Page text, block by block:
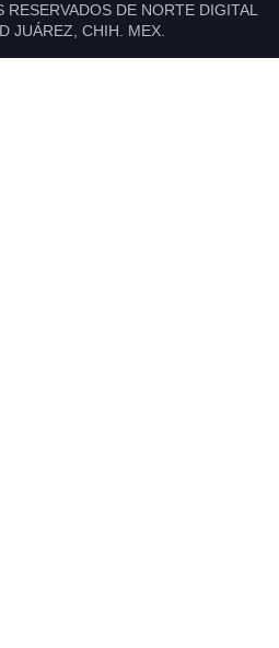
DE NORTE DIGITAL
JUÁREZ, CHIH. MEX.